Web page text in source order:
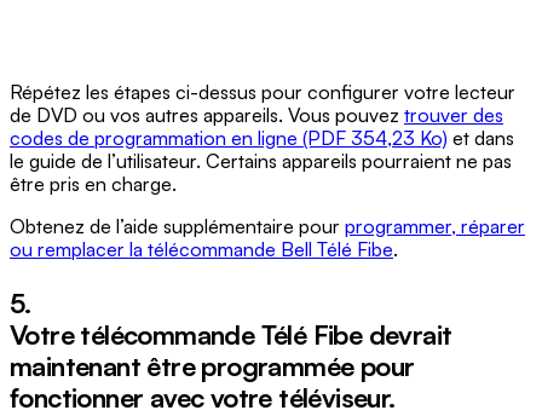
Répétez les étapes ci-dessus pour configurer votre lecteur
de DVD ou vos autres appareils. Vous pouvez trouver des
codes de programmation en ligne (PDF 354,23 Ko) et dans
le guide de l’utilisateur. Certains appareils pourraient ne pas
être pris en charge.
Obtenez de l’aide supplémentaire pour programmer, réparer
ou remplacer la télécommande Bell Télé Fibe.
5.
Votre télécommande Télé Fibe devrait
maintenant être programmée pour
fonctionner avec votre téléviseur.